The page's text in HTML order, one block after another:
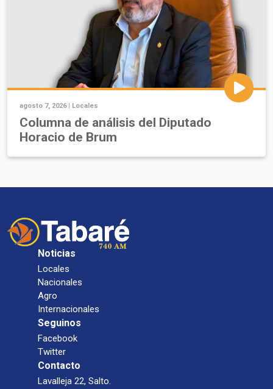
agosto 7, 2026 | Locales
Columna de análisis del Diputado
Horacio de Brum
Noticias
Locales
Nacionales
Agro
Internacionales
Seguinos
Facebook
Twitter
Contacto
Lavalleja 22, Salto.